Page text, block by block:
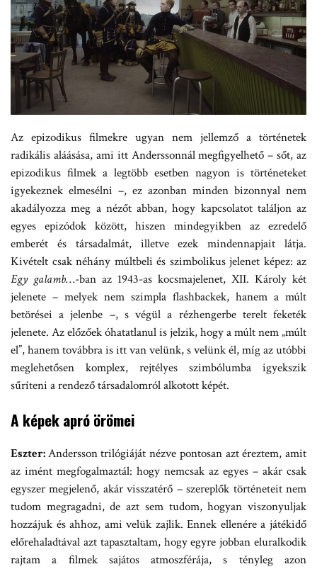
Az epizodikus filmekre ugyan nem jellemző a történetek
radikális aláásása, ami itt Anderssonnál megfigyelhető – sőt, az
epizodikus filmek a legtöbb esetben nagyon is történeteket
igyekeznek elmesélni –, ez azonban minden bizonnyal nem
akadályozza meg a nézőt abban, hogy kapcsolatot találjon az
egyes epizódok között, hiszen mindegyikben az ezredelő
emberét és társadalmát, illetve ezek mindennapjait látja.
Kivételt csak néhány múltbeli és szimbolikus jelenet képez: az
Egy galamb…-ban az 1943-as kocsmajelenet, XII. Károly két
jelenete – melyek nem szimpla flashbackek, hanem a múlt
betörései a jelenbe –, s végül a rézhengerbe terelt feketék
jelenete. Az előzőek óhatatlanul is jelzik, hogy a múlt nem „múlt
el”, hanem továbbra is itt van velünk, s velünk él, míg az utóbbi
meglehetősen komplex, rejtélyes szimbólumba igyekszik
sűríteni a rendező társadalomról alkotott képét.
A képek apró örömei
Eszter:Andersson trilógiáját nézve pontosan azt éreztem, amit
az imént megfogalmaztál: hogy nemcsak az egyes – akár csak
egyszer megjelenő, akár visszatérő – szereplők történeteit nem
tudom megragadni, de azt sem tudom, hogyan viszonyuljak
hozzájuk és ahhoz, ami velük zajlik. Ennek ellenére a játékidő
előrehaladtával azt tapasztaltam, hogy egyre jobban eluralkodik
rajtam a filmek sajátos atmoszférája, s tényleg azon